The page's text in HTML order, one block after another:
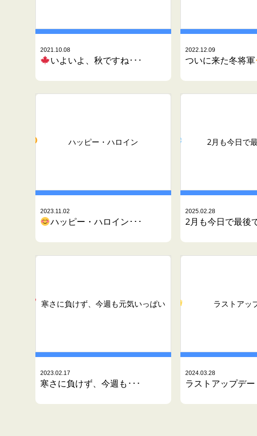
2021.10.08
いよいよ、秋ですね･･･
2022.12.09
ついに来た冬将軍
ハッピー・ハロイン
2023.11.02
ハッピー・ハロイン･･･
2月も今日で
2025.02.28
2月も今日で最後
寒さに負けず、今週も元気いっぱい
2023.02.17
寒さに負けず、今週も･･･
ラストアッ
2024.03.28
ラストアップデー